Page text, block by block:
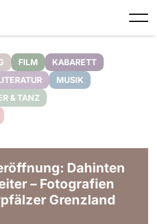
FILM
KABARETT
MUSIK
& TANZ
Dahinten
– Fotografien
Grenzland